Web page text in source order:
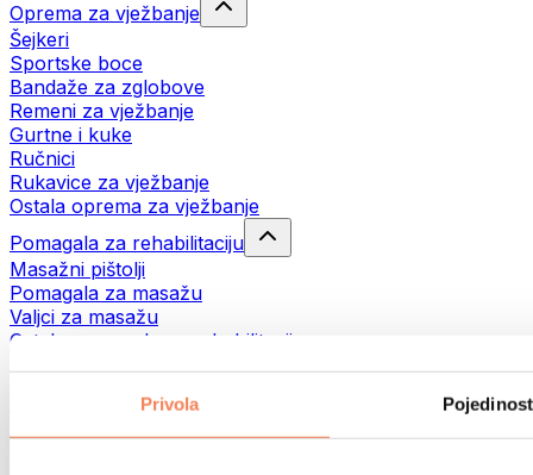
Privola
Oprema za vježbanje
Šejkeri
Sportske boce
Bandaže za zglobove
Remeni za vježbanje
Gurtne i kuke
Ručnici
Rukavice za vježbanje
Ostala oprema za vježbanje
Pomagala za rehabilitaciju
Masažni pištolji
Pomagala za masažu
Valjci za masažu
Ostala pomagala za rehabilitaciju
Torbe i ruksaci
Torbe za hranu i dodaci